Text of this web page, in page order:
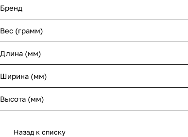
Бренд
Вес (грамм)
Длина (мм)
Ширина (мм)
Высота (мм)
Назад к списку